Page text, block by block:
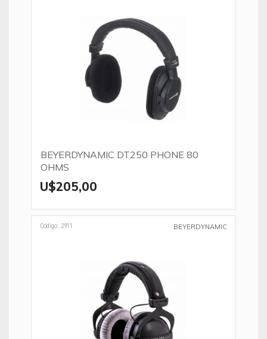
BEYERDYNAMIC DT250 PHONE 80
OHMS
U$205,00
Código: 2911 BEYERDYNAMIC